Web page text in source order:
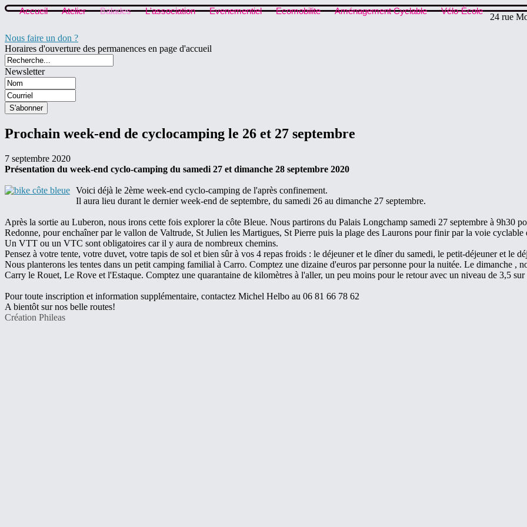
Accueil Atelier Balades L'association Evenementiel Ecomobilite Aménagement Cyclable Vélo-École
24 rue
Nous faire un don ?
Horaires d'ouverture des permanences en page d'accueil
Newsletter
Prochain week-end de cyclocamping le 26 et 27 septembre
7 septembre 2020
Présentation du week-end cyclo-camping du samedi 27 et dimanche 28 septembre 2020
Voici déjà le 2ème week-end cyclo-camping de l'après confinement.
Il aura lieu durant le dernier week-end de septembre, du samedi 26 au dimanche 27 septembre.
Après la sortie au Luberon, nous irons cette fois explorer la côte Bleue. Nous partirons du Palais Longchamp samedi 27 septembre à 9h30
Redonne, pour enchaîner par le vallon de Valtrude, St Julien les Martigues, St Pierre puis la plage des Laurons pour finir par la voie
Un VTT ou un VTC sont obligatoires car il y aura de nombreux chemins.
Pensez à votre tente, votre duvet, votre tapis de sol et bien sûr à vos 4 repas froids : le déjeuner et le dîner du samedi, le petit-déjeuner et le
Nous planterons les tentes dans un petit camping familial à Carro. Comptez une dizaine d'euros par personne pour la nuitée. Le dimanche ,
Carry le Rouet, Le Rove et l'Estaque. Comptez une quarantaine de kilomètres à l'aller, un peu moins pour le retour avec un niveau de 3,5 sur
Pour toute inscription et information supplémentaire, contactez Michel Helbo au 06 81 66 78 62
A bientôt sur nos belle routes!
Création Phileas